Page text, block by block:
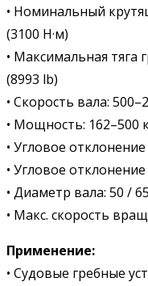
• Номинальный
(3100 Н·м)
• Максимальная тяга
(8993 lb)
• Скорость вала:
• Мощность: 162–500
• Угловое отклонение
• Угловое отклонение
• Диаметр вала: 50 /
• Макс. скорость
Применение:
• Судовые гребные